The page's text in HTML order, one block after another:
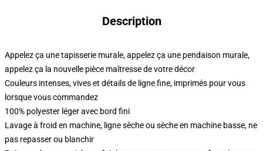
Description
Appelez ça une tapisserie murale, appelez ça une pendaison murale,
appelez ça la nouvelle pièce maîtresse de votre décor
Couleurs intenses, vives et détails de ligne fine, imprimés pour vous
lorsque vous commandez
100% polyester léger avec bord fini
Lavage à froid en machine, ligne sèche ou sèche en machine basse, ne
pas repasser ou blanchir